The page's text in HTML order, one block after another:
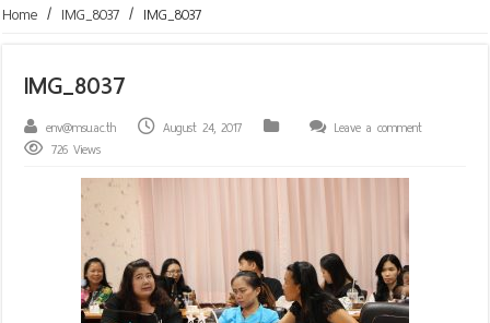
Home / IMG_8037 / IMG_8037
IMG_8037
env@msu.ac.th August 24, 2017
Leave a comment
726 Views